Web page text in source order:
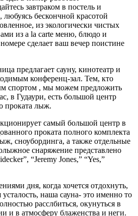
завтраком в постель и
бескончной красотой
из экологически чистых
из a la carte меню, блюдо и
сделает ваш вечер поистине
предлагает сауну, кинотеатр и
конференц-зал. Тем, кто
спортом , мы можем предложить
в Гудаури, есть большой центр
проката лыж.
самый большой центр в
проката полного комплекта
сноубординга, а также отдельные
снаряжение представлено
“Jeremy Jones,” “Yes,”
дня, когда хочется отдохнуть,
наша сауна- это именно то
расслбиться, окунуться в
и в атмосферу блаженства и неги.